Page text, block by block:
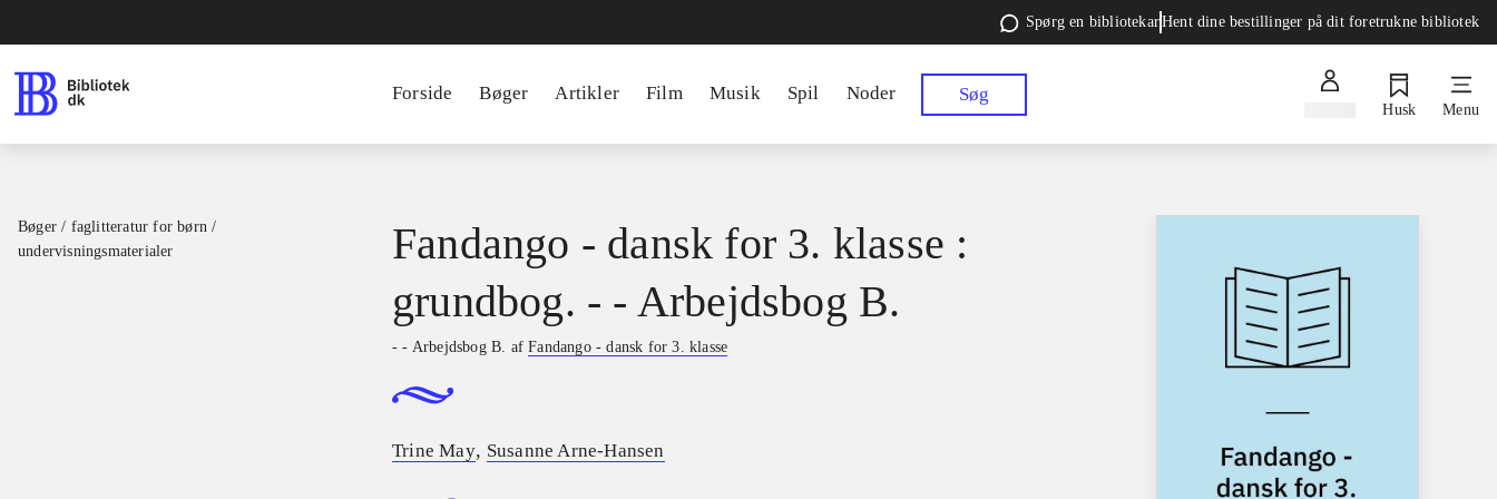
Spørg en bibliotekarHent dine bestillinger på dit foretrukne bibliotek
Forside Bøger Artikler Film Musik Spil Noder Søg
Husk Menu
Bøger / faglitteratur for børn /
undervisningsmaterialer
Fandango - dansk for 3. klasse :
grundbog. - - Arbejdsbog B.
- - Arbejdsbog B. afFandango - dansk for 3. klasse
Trine May, Susanne Arne-Hansen